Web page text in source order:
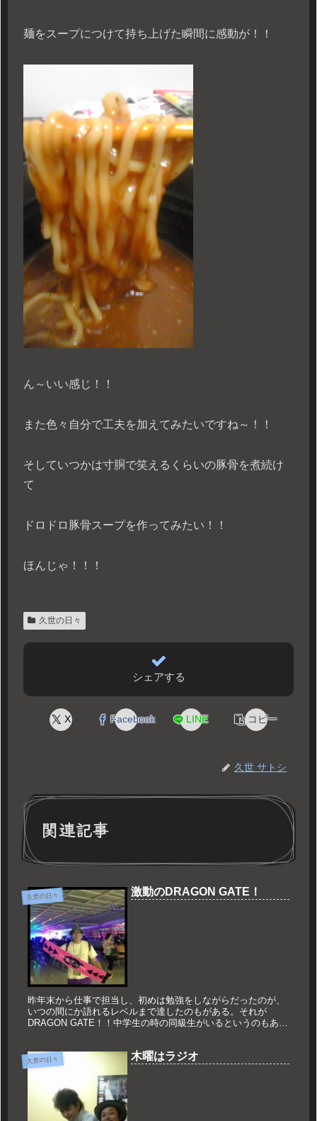
麺をスープにつけて持ち上げた瞬間に感動が！！
ん～いい感じ！！
また色々自分で工夫を加えてみたいですね～！！
そしていつかは寸胴で笑えるくらいの豚骨を煮続け
て
ドロドロ豚骨スープを作ってみたい！！
ほんじゃ！！！
久世の日々
シェアする
X Facebook LINE コピー
久世 サトシ
関連記事
久世の日々 激動のDRAGON GATE！
昨年末から仕事で担当し、初めは勉強をしながらだったのが、
いつの間にか語れるレベルまで達したのもがある。それが
DRAGON GATE！！中学生の時の同級生がいるというのもある
久世の日々 木曜はラジオ